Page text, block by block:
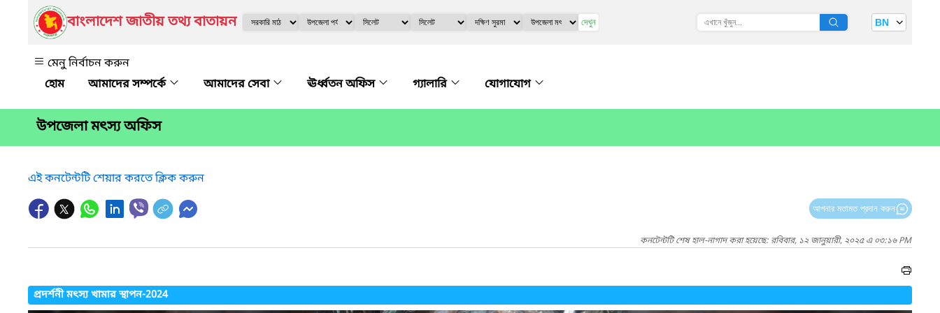
বাংলাদেশ জাতীয় তথ্য বাতায়ন দেখুন BN
মেনু নির্বাচন করুন
আমাদের সম্পর্কে
আমাদের সেবা ঊর্ধ্বতন অফিস গ্যালারি যোগাযোগ
উপজেলা মৎস্য অফিস
এই কনটেন্টটি শেয়ার করতে ক্লিক করুন
আপনার মতামত প্রদান করুন
কনটেন্টটি শেষ হাল-নাগাদ করা হয়েছে: রবিবার, ১২ জানুয়ারী, ২০২৫ এ ০৩:১৬ PM
প্রদর্শনী মৎস্য খামার স্থাপন-2024